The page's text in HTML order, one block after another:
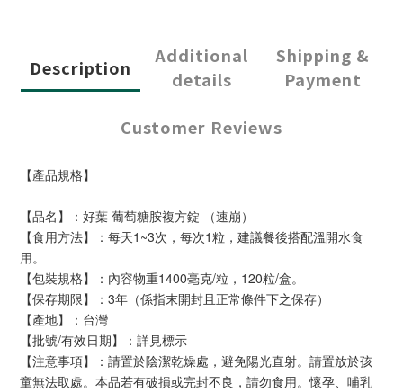
Description
Additional
details
Shipping &
Payment
Customer Reviews
【產品規格】
【品名】：好葉 葡萄糖胺複方錠 （速崩）
【食用方法】：每天1~3次，每次1粒，建議餐後搭配溫開水食
用。
【包裝規格】：內容物重1400毫克/粒，120粒/盒。
【保存期限】：3年（係指末開封且正常條件下之保存）
【產地】：台灣
【批號/有效日期】：詳見標示
【注意事項】：請置於陰潔乾燥處，避免陽光直射。請置放於孩
童無法取處。本品若有破損或完封不良，請勿食用。懷孕、哺乳